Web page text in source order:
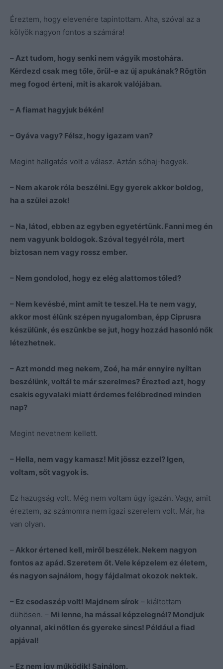
Éreztem, hogy elevenére tapintottam. Aha, szóval az a
kölyök nagyon fontos a számára!
– Azt tudom, hogy senki nem vágyik mostohára.
Kérdezd csak meg tőle, örül-e az új apukának? Rögtön
meg fogod érteni, mit is akarok valójában.
– A fiamat hagyjuk békén!
– Gyáva vagy? Félsz, hogy igazam van?
Megint hallgatás volt a válasz. Aztán sóhaj-hegyek.
– Nem akarok róla beszélni. Egy gyerek akkor boldog,
ha a szülei azok!
– Na, látod, ebben az egyben egyetértünk. Fanni meg én
nem vagyunk boldogok. Szóval tegyél róla, mert
biztosan nem vagy rossz ember.
– Nem gondolod, hogy ez elég alattomos tőled?
– Nem kevésbé, mint amit te teszel. Ha te nem vagy,
akkor most élünk szépen nyugalomban, épp Ciprusra
készülünk, és eszünkbe se jut, hogy hozzád hasonló nők
létezhetnek.
– Azt mondd meg nekem, Zoé, ha már ennyire nyíltan
beszélünk, voltál te már szerelmes? Érezted azt, hogy
csakis egyvalaki miatt érdemes felébredned minden
nap?
Megint nevetnem kellett.
– Hella, nem vagy kamasz! Mit jössz ezzel? Igen,
voltam, sőt vagyok is.
Ez hazugság volt. Még nem voltam úgy igazán. Vagy, amit
éreztem, az számomra nem igazi szerelem volt. Már, ha
van olyan.
– Akkor értened kell, miről beszélek. Nekem nagyon
fontos az apád. Szeretem őt. Vele képzelem ez életem,
és nagyon sajnálom, hogy fájdalmat okozok nektek.
– Ez csodaszép volt! Majdnem sírok – kiáltottam
dühösen. – Mi lenne, ha mással képzelegnél? Mondjuk
olyannal, aki nőtlen és gyereke sincs! Például a fiad
apjával!
– Ez nem így működik! Sajnálom.